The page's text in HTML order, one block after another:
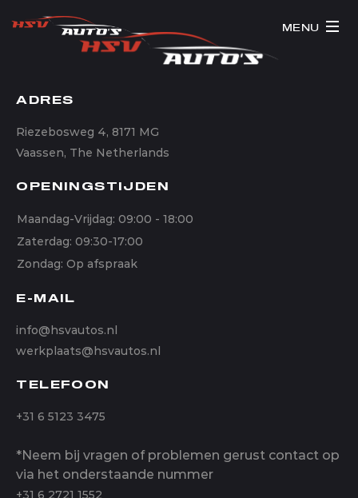
MENU
ADRES
Riezebosweg 4, 8171 MG
Vaassen, The Netherlands
OPENINGSTIJDEN
Maandag-Vrijdag: 09:00 - 18:00
Zaterdag: 09:30-17:00
Zondag: Op afspraak
E-MAIL
info@hsvautos.nl
werkplaats@hsvautos.nl
TELEFOON
+31 6 5123 3475
*Neem bij vragen of problemen gerust contact op
via het onderstaande nummer
+31 6 2721 1552